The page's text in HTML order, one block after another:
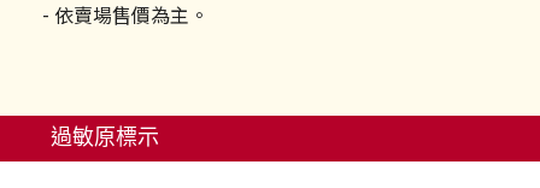
- 依賣場售價為主。
過敏原標示